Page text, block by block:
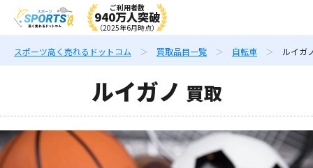
ご利用者数
940万人突破
（2025年6月時点）
スポーツ高く売れるドットコム 買取品目一覧 自転車 ルイガ
ルイガノ 買取